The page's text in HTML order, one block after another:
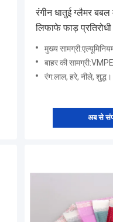
रंगीन धातुई ग्लैमर बबल
लिफाफे फाड़ प्रतिरोधी
मुख्य
बाहर की
रंग:लाल, हरे, नीले,
अब से